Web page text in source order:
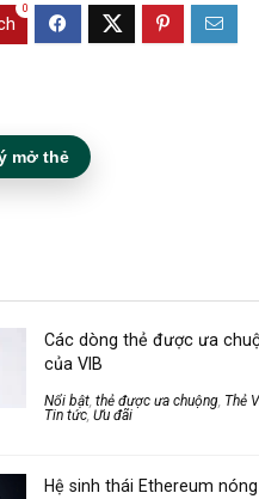
0
mở thẻ
Các dòng thẻ được ưa
của VIB
Nổi bật, thẻ được ưa chuộng, Thẻ
Tin tức, Ưu đãi
Hệ sinh thái Ethereum